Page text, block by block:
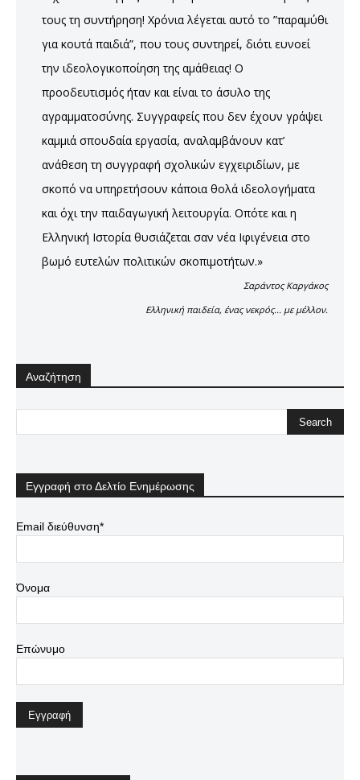
τους τη συντήρηση! Χρόνια λέγεται αυτό το ”παραμύθι
για κουτά παιδιά”, που τους συντηρεί, διότι ευνοεί
την ιδεολογικοποίηση της αμάθειας! Ο
προοδευτισμός ήταν και είναι το άσυλο της
αγραμματοσύνης. Συγγραφείς που δεν έχουν γράψει
καμμιά σπουδαία εργασία, αναλαμβάνουν κατ’
ανάθεση τη συγγραφή σχολικών εγχειριδίων, με
σκοπό να υπηρετήσουν κάποια θολά ιδεολογήματα
και όχι την παιδαγωγική λειτουργία. Οπότε και η
Ελληνική Ιστορία θυσιάζεται σαν νέα Ιφιγένεια στο
βωμό ευτελών πολιτικών σκοπιμοτήτων.»
Σαράντος Καργάκος
Ελληνική παιδεία, ένας νεκρός... με μέλλον.
Αναζήτηση
Εγγραφή στο Δελτίο Ενημέρωσης
Email διεύθυνση*
Όνομα
Επώνυμο